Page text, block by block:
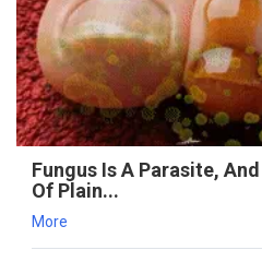
Fungus Is A Parasite,
Of Plain...
More